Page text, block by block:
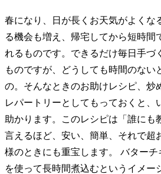
春になり、日が長くお天気がよくな
る機会も増え、帰宅してから短時間
れるものです。できるだけ毎日手づ
ものですが、どうしても時間のない
の。そんなときのお助けレシピ、炒
レパートリーとしてもっておくと、
助かります。このレシピは「誰にも
言えるほど、安い、簡単、それで超
様のときにも重宝します。 バター
を使って長時間煮込むというイメー